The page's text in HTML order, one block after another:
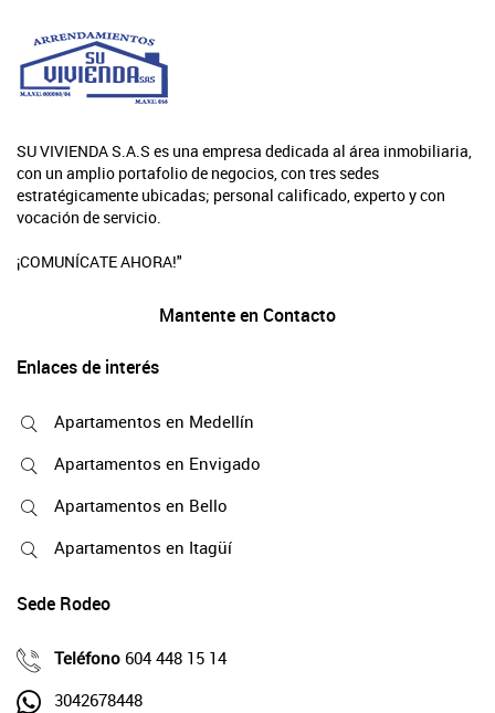
SU VIVIENDA S.A.S es una empresa dedicada al área inmobiliaria,
con un amplio portafolio de negocios, con tres sedes
estratégicamente ubicadas; personal calificado, experto y con
vocación de servicio.
¡COMUNÍCATE AHORA!"
Mantente en Contacto
Enlaces de interés
Apartamentos en Medellín
Apartamentos en Envigado
Apartamentos en Bello
Apartamentos en Itagüí
Sede Rodeo
Teléfono 604 448 15 14
3042678448